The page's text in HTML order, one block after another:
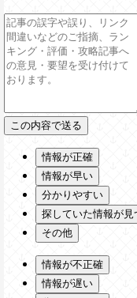
情報が正確
情報が早い
分かりやすい
探していた情報が見
その他
情報が不正確
情報が遅い